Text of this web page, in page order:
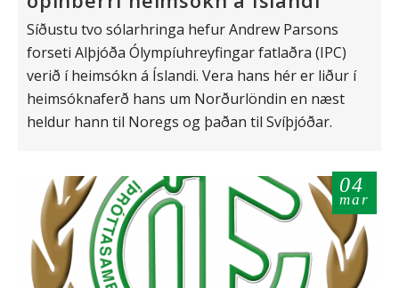
Síðustu tvo sólarhringa hefur Andrew Parsons
forseti Alþjóða Ólympíuhreyfingar fatlaðra (IPC)
verið í heimsókn á Íslandi. Vera hans hér er liður í
heimsóknaferð hans um Norðurlöndin en næst
heldur hann til Noregs og þaðan til Svíþjóðar.
04
mar